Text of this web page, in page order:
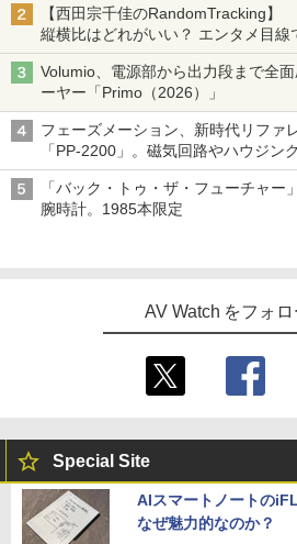
【西田宗千佳のRandomTracking】
縦横比はどれがいい？ エンタメ目線
「Galaxy Z Fold」
Volumio、電源部から出力段まで全
ーヤー「Primo（2026）」
フェーズメーション、新時代リファ
「PP-2200」。磁気回路やハウジン
「バック・トゥ・ザ・フューチャー
腕時計。1985本限定
AV Watch をフォロ
Special Site
AIスマートノートの
なぜ魅力的なのか？